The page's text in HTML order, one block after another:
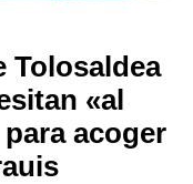
Tolosaldea
«al
acoger